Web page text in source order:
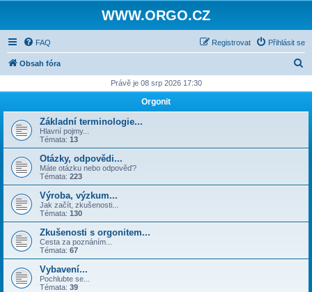
WWW.ORGO.CZ
FAQ Přihlásit se
Registrovat
Obsah fóra
d
t
Právě je 08 srp 2026 17:30
Orgonit
Základní terminologie...
Hlavní pojmy...
Témata: 13
Otázky, odpovědi...
Máte otázku nebo odpověď?
Témata: 223
Výroba, výzkum...
Jak začít, zkušenosti...
Témata: 130
Zkušenosti s orgonitem...
Cesta za poznáním...
Témata: 67
Vybavení...
Pochlubte se...
Témata: 39